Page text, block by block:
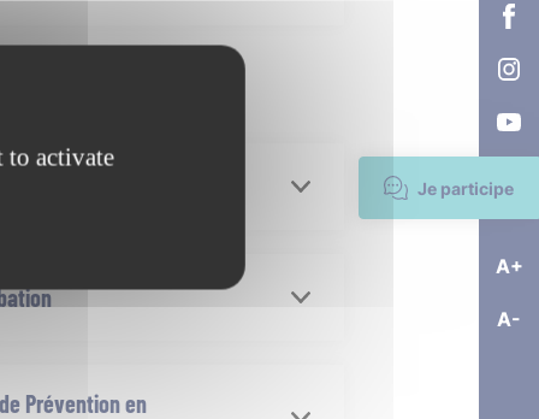
Je participe
A+
A-
L’Aigle :
sur RDV
Prévention en
to activate